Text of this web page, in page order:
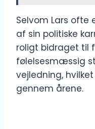
Selvom Lars ofte
af sin politiske
roligt bidraget til
følelsesmæssig
vejledning,
gennem årene.